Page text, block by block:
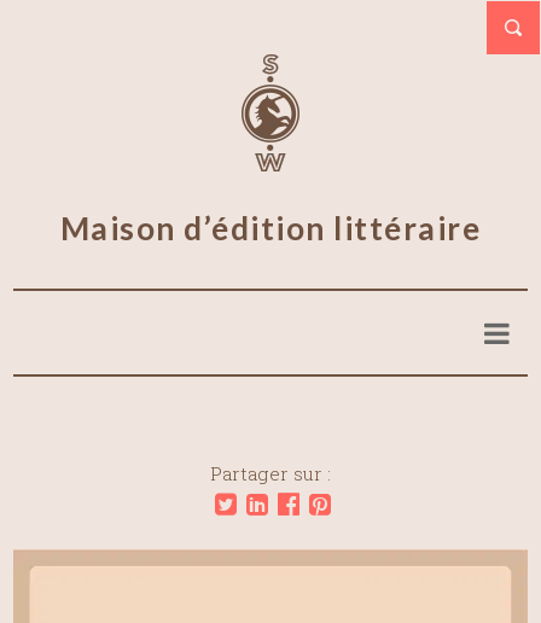
Maison d’édition littéraire
Partager sur :